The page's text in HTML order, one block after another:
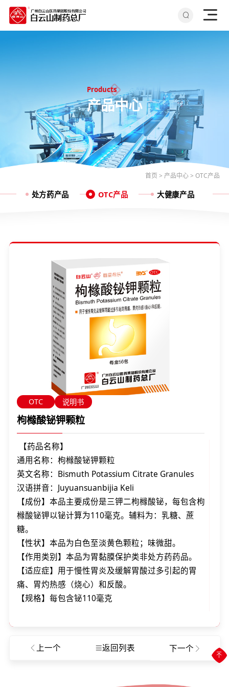
Products
产品中心
首页 > 产品中心> OTC产品
处方药产品 OTC产品 大健康产品
OTC 说明书
枸橼酸铋钾颗粒
【药品名称】
通用名称：枸橼酸铋钾颗粒
英文名称：Bismuth Potassium Citrate Granules
汉语拼音：Juyuansuanbijia Keli
【成份】本品主要成份是三钾二枸橼酸铋，每包含枸
橼酸铋钾以铋计算为110毫克。辅料为：乳糖、蔗
糖。
【性状】本品为白色至淡黄色颗粒；味微甜。
【作用类别】本品为胃黏膜保护类非处方药药品。
【适应症】用于慢性胃炎及缓解胃酸过多引起的胃
痛、胃灼热感（烧心）和反酸。
【规格】每包含铋110毫克
上一个 返回列表 下一个